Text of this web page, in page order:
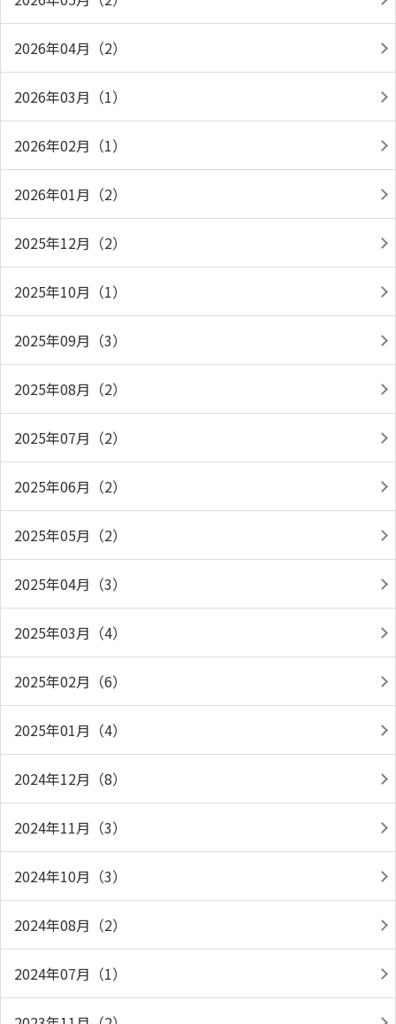
2026年04月（2）
2026年03月（1）
2026年02月（1）
2026年01月（2）
2025年12月（2）
2025年10月（1）
2025年09月（3）
2025年08月（2）
2025年07月（2）
2025年06月（2）
2025年05月（2）
2025年04月（3）
2025年03月（4）
2025年02月（6）
2025年01月（4）
2024年12月（8）
2024年11月（3）
2024年10月（3）
2024年08月（2）
2024年07月（1）